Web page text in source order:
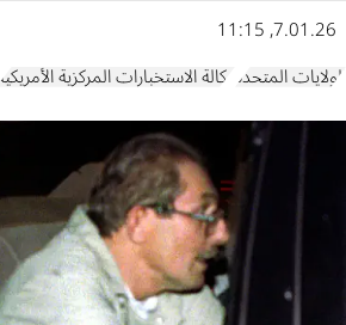
7.01.26, 11:15
الولايات المتحدة وكالة الاستخبارات المركزية الأمريكية